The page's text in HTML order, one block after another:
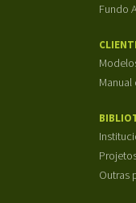
Fundo
Manual
Outras